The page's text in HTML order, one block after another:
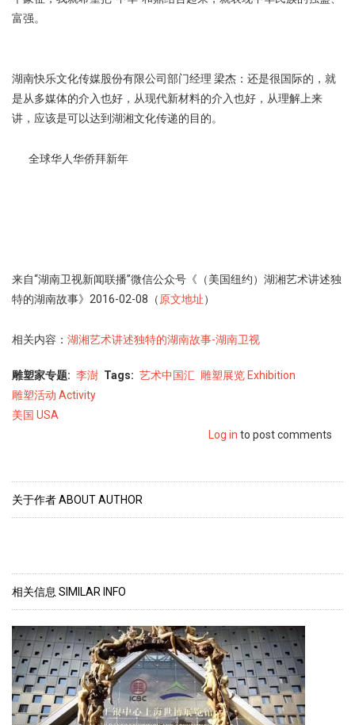
富强。
湖南快乐文化传媒股份有限公司部门经理 梁杰：还是很国际的，就
是从多媒体的介入也好，从现代新材料的介入也好，从理解上来
讲，应该是可以达到湖湘文化传递的目的。
全球华人华侨拜新年
来自“湖南卫视新闻联播”微信公众号《（美国纽约）湖湘艺术讲述独
特的湖南故事》2016-02-08（ 原文地址）
相关内容： 湖湘艺术讲述独特的湖南故事-湖南卫视
雕塑家专题 李澍 Tags 艺术中国汇
Category2
雕塑展览 Exhibition
雕塑活动 Activity
雕
global
美国 USA
Log in to post comments
关于作者 ABOUT AUTHOR
相关信息 SIMILAR INFO